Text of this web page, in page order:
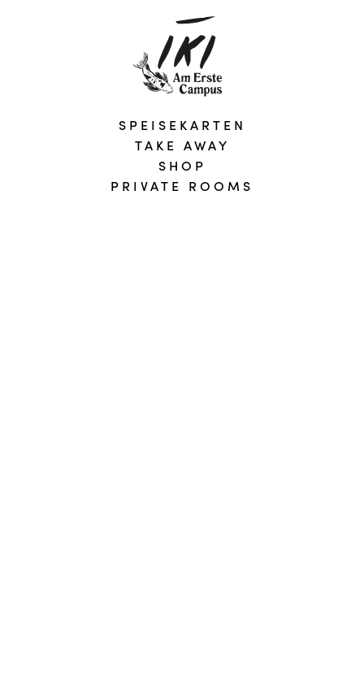
SPEISEKARTEN
TAKE AWAY
SHOP
PRIVATE ROOMS